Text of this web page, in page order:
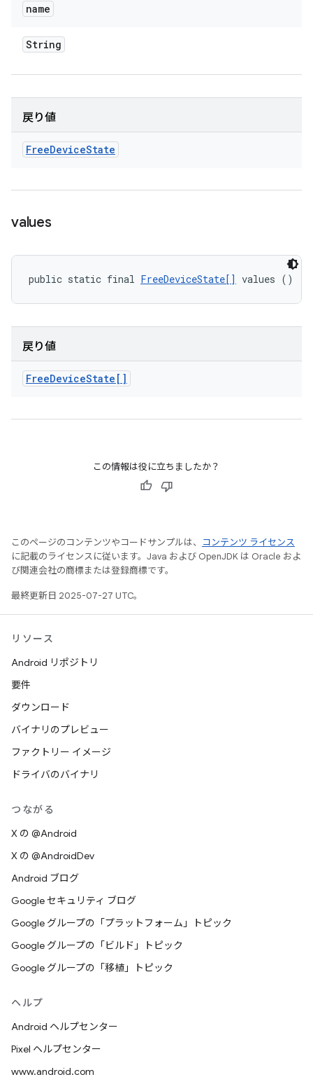
name
String
戻り値
FreeDeviceState
values
public static final FreeDeviceState[] values ()
戻り値
FreeDeviceState[]
この情報は役に立ちましたか？
このページのコンテンツやコードサンプルは、
コンテンツ ライセンス
に記載のライセンスに従います。Java および OpenJDK は Oracle およ
び関連会社の商標または登録商標です。
最終更新日 2025-07-27 UTC。
リソース
Android リポジトリ
要件
ダウンロード
バイナリのプレビュー
ファクトリー イメージ
ドライバのバイナリ
つながる
X の @Android
X の @AndroidDev
Android ブログ
Google セキュリティ ブログ
Google グループの「プラットフォーム」トピック
Google グループの「ビルド」トピック
Google グループの「移植」トピック
ヘルプ
Android ヘルプセンター
Pixel ヘルプセンター
www.android.com